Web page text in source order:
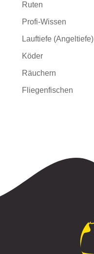
Ruten
Profi-Wissen
Lauftiefe (Angeltiefe)
Köder
Räuchern
Fliegenfischen